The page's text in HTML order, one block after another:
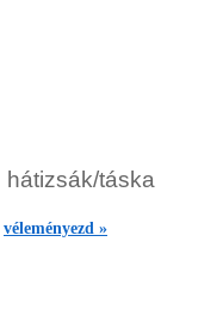
hátizsák/táska
véleményezd »